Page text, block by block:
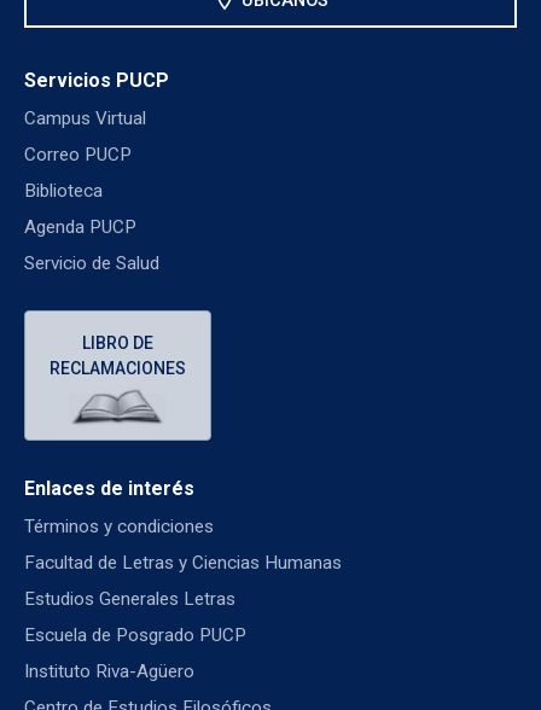
Servicios PUCP
Campus Virtual
Correo PUCP
Biblioteca
Agenda PUCP
Servicio de Salud
LIBRO DE
RECLAMACIONES
Enlaces de interés
Términos y condiciones
Facultad de Letras y Ciencias Humanas
Estudios Generales Letras
Escuela de Posgrado PUCP
Instituto Riva-Agüero